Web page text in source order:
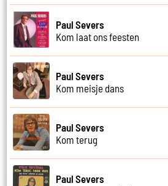
Paul Severs
Kom laat ons feesten
Paul Severs
Kom meisje dans
Paul Severs
Kom terug
Paul Severs